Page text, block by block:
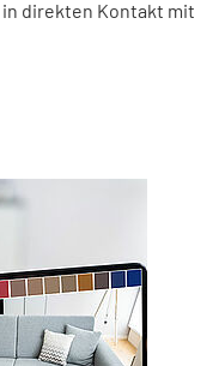
direkten Kontakt mit